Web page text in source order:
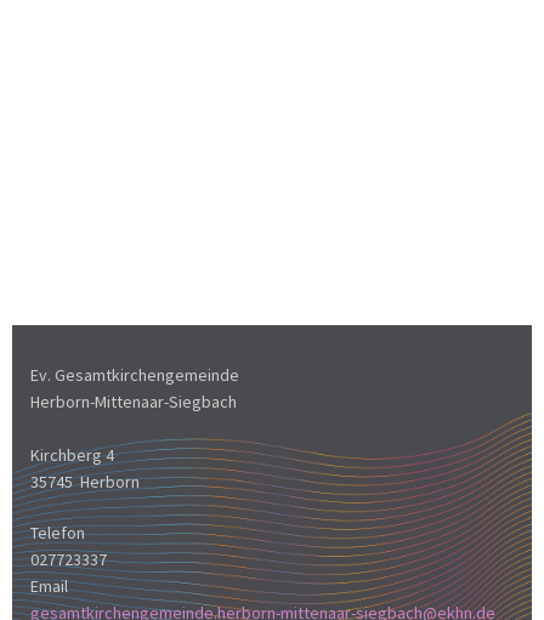
Ev. Gesamtkirchengemeinde
Herborn-Mittenaar-Siegbach
Kirchberg 4
35745 Herborn
Telefon
027723337
Email
gesamtkirchengemeinde.herborn-mittenaar-siegbach@ekhn.de